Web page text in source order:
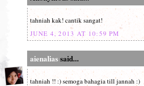
tahniah kak! cantik sangat!
JUNE 4, 2013 AT 10:59 PM
aienaliassaid...
tahniah !! :) semoga bahagia till jannah :)